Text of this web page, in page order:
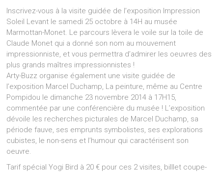
Inscrivez-vous à la visite guidée de l’exposition Impression
Soleil Levant le samedi 25 octobre à 14H au musée
Marmottan-Monet. Le parcours lèvera le voile sur la toile de
Claude Monet qui a donné son nom au mouvement
impressionniste, et vous permettra d’admirer les oeuvres des
plus grands maîtres impressionnistes !
Arty-Buzz organise également une visite guidée de
l’exposition Marcel Duchamp, La peinture, même au Centre
Pompidou le dimanche 23 novembre 2014 à 17H15,
commentée par une conférencière du musée ! L’exposition
dévoile les recherches picturales de Marcel Duchamp, sa
période fauve, ses emprunts symbolistes, ses explorations
cubistes, le non-sens et l’humour qui caractérisent son
oeuvre.
Tarif spécial Yogi Bird à 20 € pour ces 2 visites, billlet coupe-